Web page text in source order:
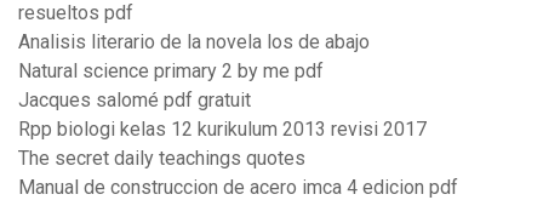
resueltos pdf
Analisis literario de la novela los de abajo
Natural science primary 2 by me pdf
Jacques salomé pdf gratuit
Rpp biologi kelas 12 kurikulum 2013 revisi 2017
The secret daily teachings quotes
Manual de construccion de acero imca 4 edicion pdf